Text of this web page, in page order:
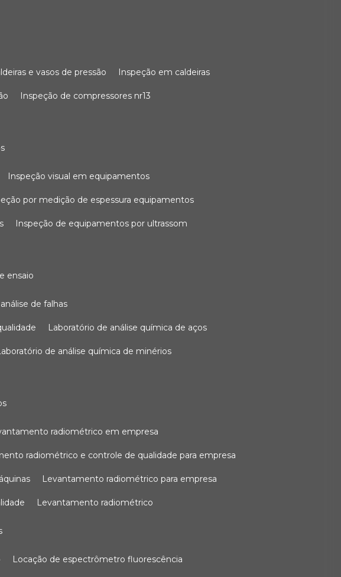
e vasos de pressão inspeção em caldeiras
inspeção de compressores nr13
inspeção visual em equipamentos
por medição de espessura equipamentos
inspeção de equipamentos por ultrassom
ensaio
de falhas
laboratório de análise química de aços
laboratório de análise química de minérios
radiométrico em empresa
radiométrico e controle de qualidade para empresa
levantamento radiométrico para empresa
levantamento radiométrico
locação de espectrômetro fluorescência